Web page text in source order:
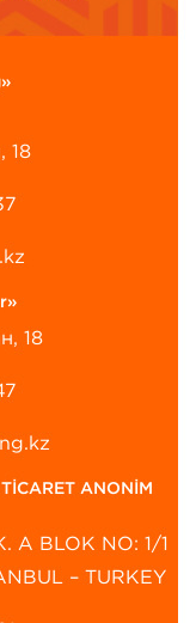
18
18
ANONİM
A BLOK NO: 1/1
– TURKEY